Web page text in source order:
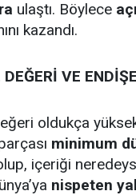
ulaştı. Böylece
kazandı.
VE
oldukça
minimum
içeriği
nispeten